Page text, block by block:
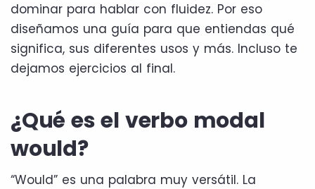
dominar para hablar con fluidez. Por eso
diseñamos una guía para que entiendas qué
significa, sus diferentes usos y más. Incluso te
dejamos ejercicios al final.
¿Qué es el verbo modal
would?
“Would” es una palabra muy versátil. La